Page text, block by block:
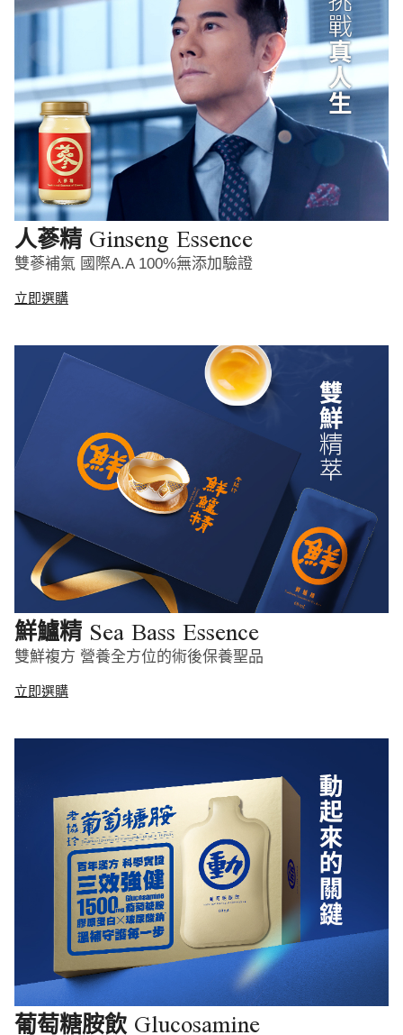
人蔘精 Ginseng Essence
雙蔘補氣 國際A.A 100%無添加驗證
立即選購
鮮鱸精 Sea Bass Essence
雙鮮複方 營養全方位的術後保養聖品
立即選購
葡萄糖胺飲